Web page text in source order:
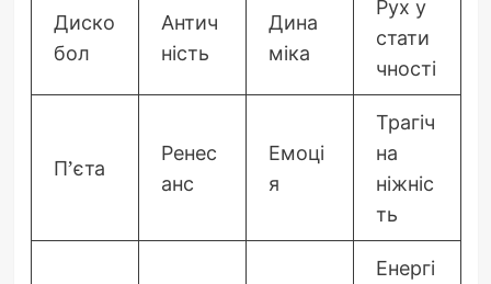
Диско
бол
Антич
ність
Дина
міка
Рух у
стати
чності
П’єта
Ренес
анс
Емоці
я
Трагіч
на
ніжніс
ть
Енергі